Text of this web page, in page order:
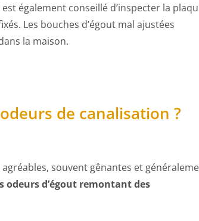
également conseillé d’inspecter la
Les bouches d’égout mal ajustées
la maison.
de canalisation ?
souvent gênantes et
odeurs d’égout remontant des